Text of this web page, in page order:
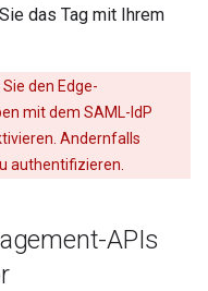
das Tag mit Ihrem
den Edge-
mit dem SAML-IdP
Andernfalls
authentifizieren.
APIs